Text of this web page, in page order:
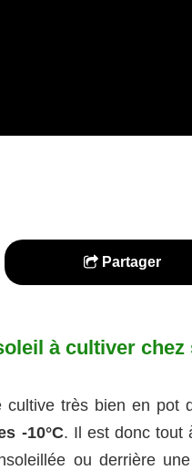
Partager
à cultiver chez
très bien en pot
-10°C. Il est donc tout
ou derrière